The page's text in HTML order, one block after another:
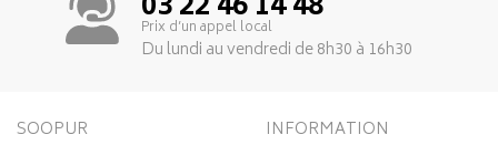
Prix d’un appel local
Du lundi au vendredi de 8h30 à 16h30
SOOPUR INFORMATION